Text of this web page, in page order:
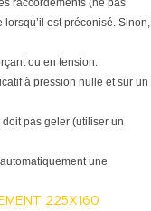
est préconisé. Sinon,
ou en tension.
à pression nulle et sur un
pas geler (utiliser un
une
225X160